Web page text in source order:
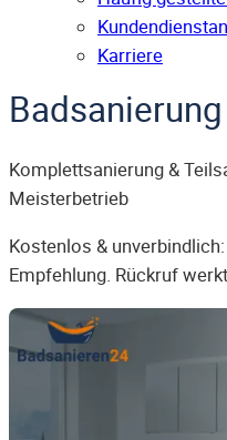
Karriere
Komplettsanierung &
Meisterbetrieb
Kostenlos &
Empfehlung. Rückruf